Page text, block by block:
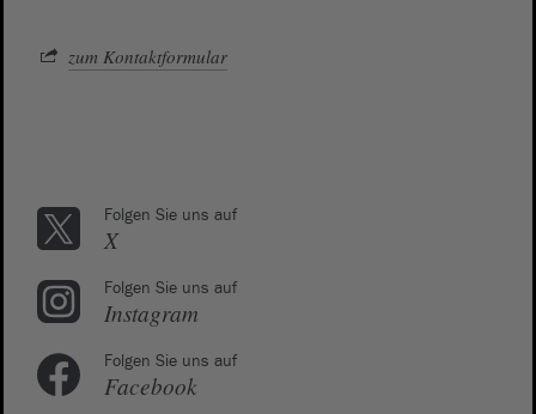
zum Kontaktformular
Folgen Sie uns auf
X
Folgen Sie uns auf
Instagram
Folgen Sie uns auf
Facebook